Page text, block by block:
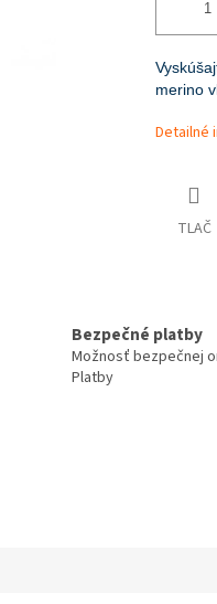
merino
Detailné
TLAČ
Bezpečné platby
Možnosť bezpečnej
Platby